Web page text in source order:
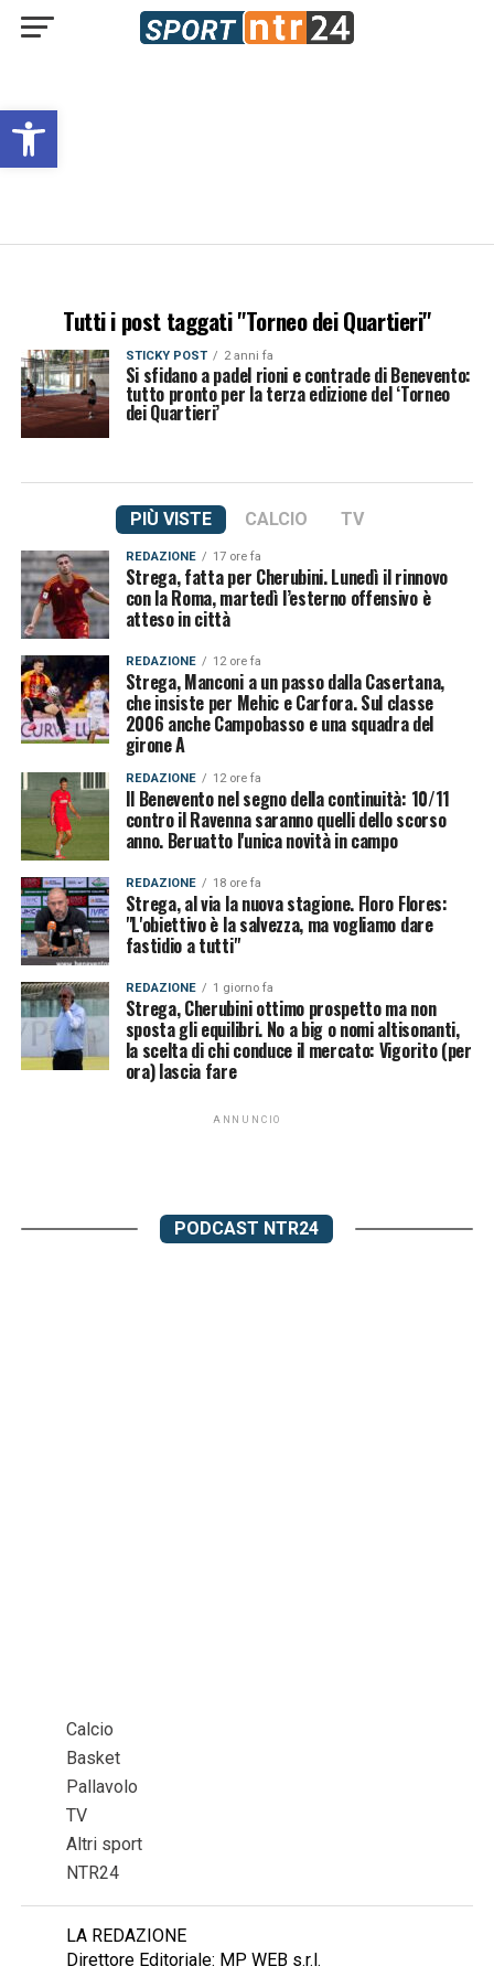
Open toolbar
Tutti i post taggati "Torneo dei Quartieri"
STICKY POST 2 anni fa
Si sfidano a padel rioni e contrade di Benevento:
tutto pronto per la terza edizione del ‘Torneo
dei Quartieri’
PIÙ VISTE CALCIO TV
REDAZIONE 17 ore fa
Strega, fatta per Cherubini. Lunedì il rinnovo
con la Roma, martedì l’esterno offensivo è
atteso in città
REDAZIONE 12 ore fa
Strega, Manconi a un passo dalla Casertana,
che insiste per Mehic e Carfora. Sul classe
2006 anche Campobasso e una squadra del
girone A
REDAZIONE 12 ore fa
Il Benevento nel segno della continuità: 10/11
contro il Ravenna saranno quelli dello scorso
anno. Beruatto l'unica novità in campo
REDAZIONE 18 ore fa
Strega, al via la nuova stagione. Floro Flores:
"L'obiettivo è la salvezza, ma vogliamo dare
fastidio a tutti"
REDAZIONE 1 giorno fa
Strega, Cherubini ottimo prospetto ma non
sposta gli equilibri. No a big o nomi altisonanti,
la scelta di chi conduce il mercato: Vigorito (per
ora) lascia fare
ANNUNCIO
PODCAST NTR24
Calcio
Basket
Pallavolo
TV
Altri sport
NTR24
LA REDAZIONE
Direttore Editoriale: MP WEB s.r.l.